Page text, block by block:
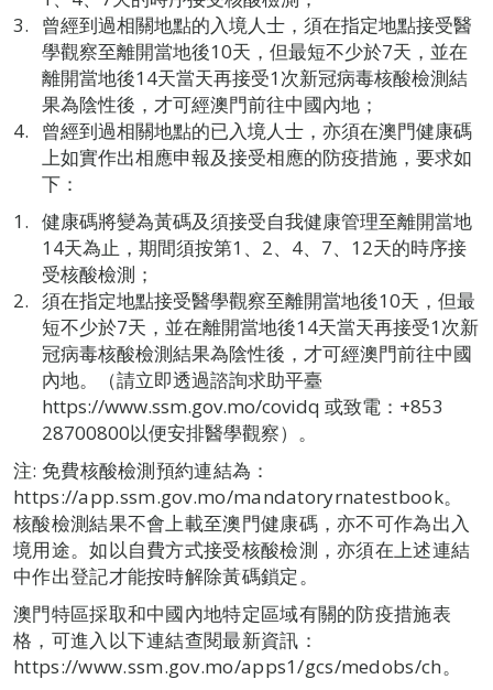
曾經到過相關地點的入境人士，須在指定地點接受醫
學觀察至離開當地後10天，但最短不少於7天，並在
離開當地後14天當天再接受1次新冠病毒核酸檢測結
果為陰性後，才可經澳門前往中國內地；
曾經到過相關地點的已入境人士，亦須在澳門健康碼
上如實作出相應申報及接受相應的防疫措施，要求如
下：
健康碼將變為黃碼及須接受自我健康管理至離開當地
14天為止，期間須按第1、2、4、7、12天的時序接
受核酸檢測；
須在指定地點接受醫學觀察至離開當地後10天，但最
短不少於7天，並在離開當地後14天當天再接受1次新
冠病毒核酸檢測結果為陰性後，才可經澳門前往中國
內地。（請立即透過諮詢求助平臺
https://www.ssm.gov.mo/covidq 或致電：+853
28700800以便安排醫學觀察）。
注: 免費核酸檢測預約連結為：
https://app.ssm.gov.mo/mandatoryrnatestbook。
核酸檢測結果不會上載至澳門健康碼，亦不可作為出入
境用途。如以自費方式接受核酸檢測，亦須在上述連結
中作出登記才能按時解除黃碼鎖定。
澳門特區採取和中國內地特定區域有關的防疫措施表
格，可進入以下連結查閱最新資訊：
https://www.ssm.gov.mo/apps1/gcs/medobs/ch。